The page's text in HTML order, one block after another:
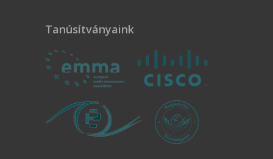
Tanúsítványaink